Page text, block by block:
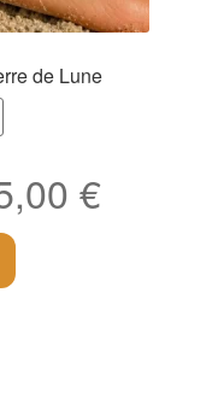
de Lune
:
€Le